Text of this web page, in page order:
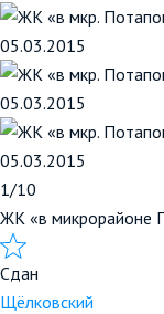
1/10
ЖК «в микрорайоне
Сдан
Щёлковский